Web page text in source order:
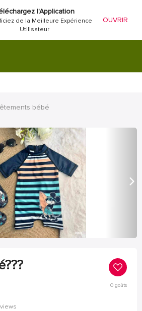
l'Application
de la Meilleure Expérience
Utilisateur
OUVRIR
bébé
0goûts